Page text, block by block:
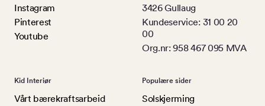
Instagram
Pinterest
Youtube
3426 Gullaug
Kundeservice: 31 00 20
00
Org.nr: 958 467 095 MVA
Kid Interiør
Vårt bærekraftsarbeid
Populære sider
Solskjerming